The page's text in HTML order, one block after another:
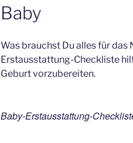
Baby
Was brauchst Du alles für das
Erstausstattung-Checkliste
Geburt vorzubereiten.
Baby-Erstausstattung-